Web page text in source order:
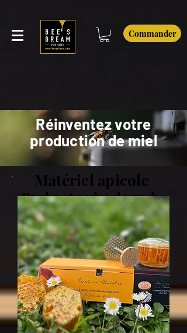
Commander
Réinventez votre
production de miel
Matériel apicole
Ruche et cadre de ruche